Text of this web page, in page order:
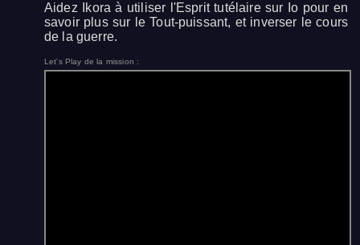
Aidez Ikora à utiliser l'Esprit tutélaire sur Io pour en
savoir plus sur le Tout-puissant, et inverser le cours
de la guerre.
Let's Play de la mission :